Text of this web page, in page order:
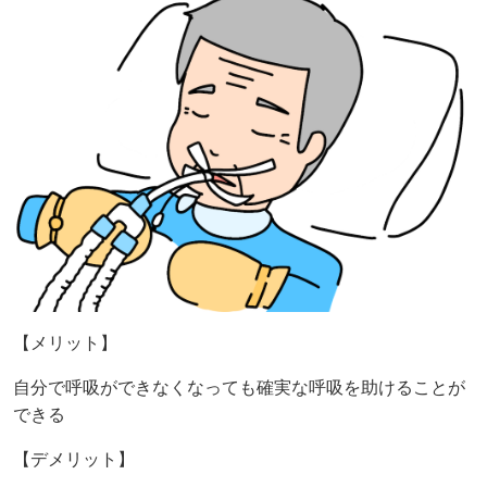
【メリット】
自分で呼吸ができなくなっても確実な呼吸を助けることが
できる
【デメリット】